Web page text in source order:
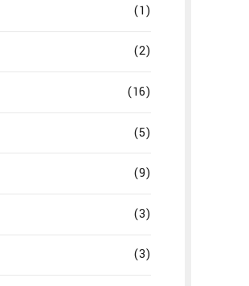
(1)
(2)
(16)
(5)
(9)
(3)
(3)